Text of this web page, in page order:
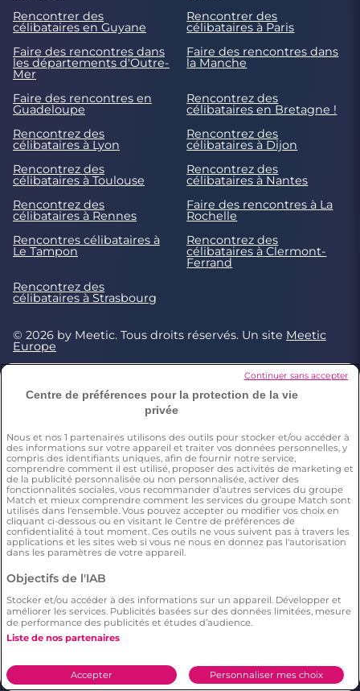
Rencontrer des
célibataires en Guyane
Rencontrer des
célibataires à Paris
Faire des rencontres dans
les départements d'Outre-
Mer
Faire des rencontres dans
la Manche
Faire des rencontres en
Guadeloupe
Rencontrez des
célibataires en Bretagne !
Rencontrez des
célibataires à Lyon
Rencontrez des
célibataires à Dijon
Rencontrez des
célibataires à Toulouse
Rencontrez des
célibataires à Nantes
Rencontrez des
célibataires à Rennes
Faire des rencontres à La
Rochelle
Rencontres célibataires à
Le Tampon
Rencontrez des
célibataires à Clermont-
Ferrand
Rencontrez des
célibataires à Strasbourg
© 2026 by Meetic. Tous droits réservés. Un site Meetic
Europe
Meetic, l’un des meilleurs sites gratuits de
rencontre sérieuse. Des fonctionnalités gratuites
pour faire de vraies rencontres en toute sécurité :
profils contrôlés, critères de recherche précis et
géolocalisation pour trouver l’amour près de chez
vous comme partout en France.
Conditions générales
Charte d’utilisation des cookies
Politique de confidentialité
Conditions Générales applicables aux Events
Signaler un contenu illégal
*Estimation du nombre de personnes ayant déjà fait une
par l’extrapolation des résultats d’une enquête réalisée par
Dynata en décembre 2023, sur 6011 personnes résidant en
Centre de préférences pour la protection de la vie
privée
Nous et nos 1 partenaires utilisons des outils pour stocker et/ou accéder à
des informations sur votre appareil et traiter vos données personnelles, y
compris des identifiants uniques, afin de fournir notre service,
comprendre comment il est utilisé, proposer des activités de marketing et
de la publicité personnalisée ou non personnalisée, activer des
fonctionnalités sociales, vous recommander d'autres services du groupe
Match et mieux comprendre comment les services du groupe Match sont
utilisés dans l'ensemble. Vous pouvez accepter ou modifier vos choix en
cliquant ci-dessous ou en visitant le Centre de préférences de
confidentialité à tout moment. Ces outils ne vous suivent pas à travers les
applications et les sites web si vous ne nous en donnez pas l'autorisation
dans les paramètres de votre appareil.
Objectifs de l'IAB
Stocker et/ou accéder à des informations sur un appareil. Développer et
améliorer les services. Publicités basées sur des données limitées, mesure
de performance des publicités et études d’audience.
Liste de nos partenaires
Personnaliser mes choix
Accepter
Continuer sans accepter